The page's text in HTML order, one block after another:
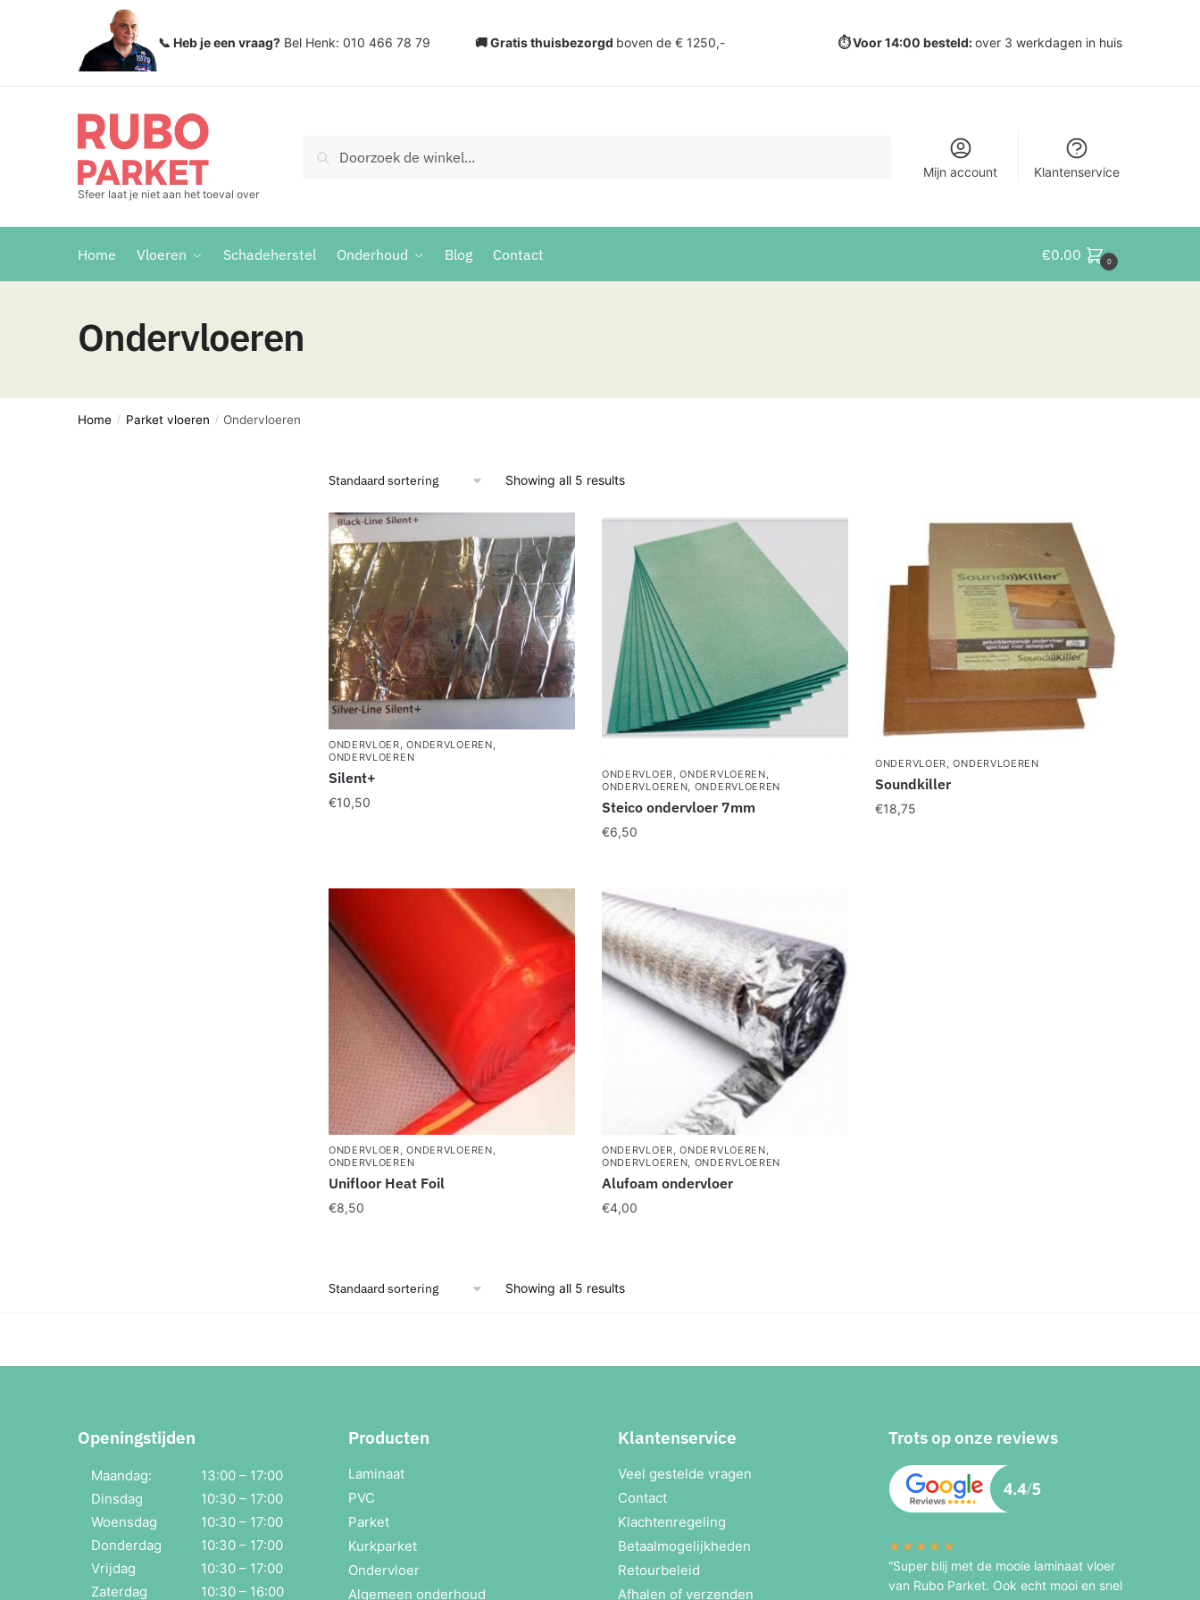
📞 Heb je een vraag? Bel Henk: 010 466 78 79 🚚 Gratis thuisbezorgd boven de € 1250,- ⏱️ Voor 14:00 besteld:over 3 werkdagen in huis
Sfeer laat je niet aan het toeval over
voor:
Mijn account Klantenservice
Home Vloeren Schadeherstel Onderhoud Blog Contact €0.00 0
Ondervloeren
Home / Parket vloeren / Ondervloeren
Showing all 5 results
ONDERVLOER,ONDERVLOEREN,
ONDERVLOEREN
Silent+
€10,50
ONDERVLOER,ONDERVLOEREN,
ONDERVLOEREN, ONDERVLOEREN
Steico ondervloer 7mm
€6,50
ONDERVLOER ,ONDERVLOEREN
Soundkiller
€18,75
ONDERVLOER,ONDERVLOEREN,
ONDERVLOEREN
Unifloor Heat Foil
€8,50
ONDERVLOER,ONDERVLOEREN,
ONDERVLOEREN, ONDERVLOEREN
Alufoam ondervloer
€4,00
Showing all 5 results
Openingstijden
Maandag:
13:00 – 17:00
Dinsdag
10:30 – 17:00
Woensdag
10:30 – 17:00
Donderdag
10:30 – 17:00
Vrijdag
10:30 – 17:00
Zaterdag
10:30 – 16:00
Producten
Laminaat
PVC
Parket
Kurkparket
Ondervloer
Algemeen onderhoud
Klantenservice
Veel gestelde vragen
Contact
Klachtenregeling
Betaalmogelijkheden
Retourbeleid
Afhalen of verzenden
Trots op onze reviews
★★★★★
“Super blij met de mooie laminaat vloer
van Rubo Parket. Ook echt mooi en snel